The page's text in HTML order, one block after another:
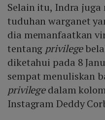
Selain itu, Indra
tuduhan warganet
dia memanfaatkan
tentang privilege
diketahui pada 8
sempat menuliskan
privilegedalam
Instagram Deddy